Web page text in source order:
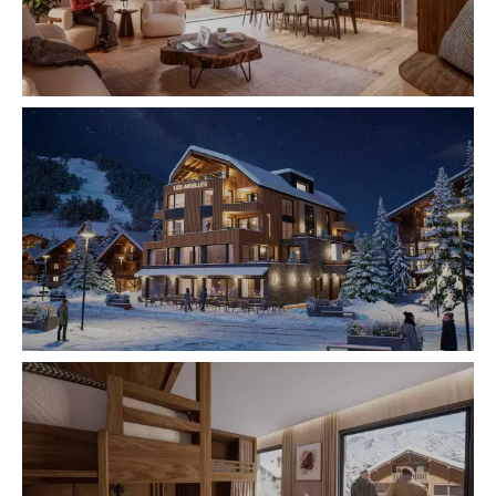
Cette résidence neuve allie confort
moderne, prestations de qualité et cadre
alpin privilégié. Idéale pour une
résidence secondaire, un investissement
locatif ou un pied-à-terre à la montagne.
L’appartement propose 3 chambres et 1
coin montagne avec un total de 8
couchages. Il se compose également de
2 salles de bain et 2 WC
Ses atouts :
• Situation exceptionnelle en centre
station
• Remontées mécaniques à 50 m
• Station vivante et attractive toute
l’année